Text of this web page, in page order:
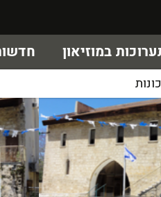
במוזיאון